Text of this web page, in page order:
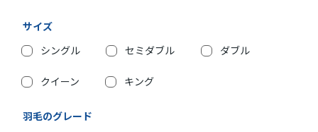
サイズ
シングル
セミダブル ダブル
クイーン キング
羽毛のグレード